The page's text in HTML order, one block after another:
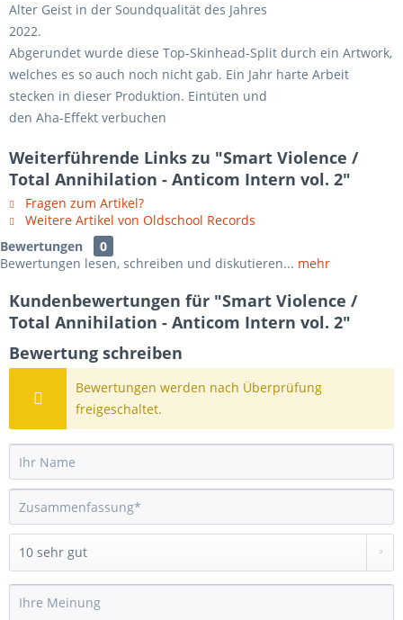
Alter Geist in der Soundqualität des Jahres
2022.
Abgerundet wurde diese Top-Skinhead-Split durch ein Artwork,
welches es so auch noch nicht gab. Ein Jahr harte Arbeit
stecken in dieser Produktion. Eintüten und
den Aha-Effekt verbuchen
Weiterführende Links zu "Smart Violence /
Total Annihilation - Anticom Intern vol. 2"
Fragen zum Artikel?
Weitere Artikel von Oldschool Records
Bewertungen
0
Bewertungen lesen, schreiben und diskutieren... mehr
Kundenbewertungen für "Smart Violence /
Total Annihilation - Anticom Intern vol. 2"
Bewertung schreiben
Bewertungen werden nach Überprüfung
freigeschaltet.